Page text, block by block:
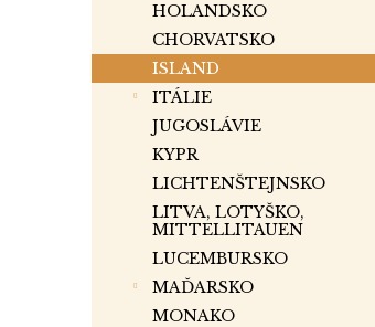
HOLANDSKO
CHORVATSKO
ISLAND
ITÁLIE
JUGOSLÁVIE
KYPR
LICHTENŠTEJNSKO
LITVA, LOTYŠKO,
MITTELLITAUEN
LUCEMBURSKO
MAĎARSKO
MONAKO